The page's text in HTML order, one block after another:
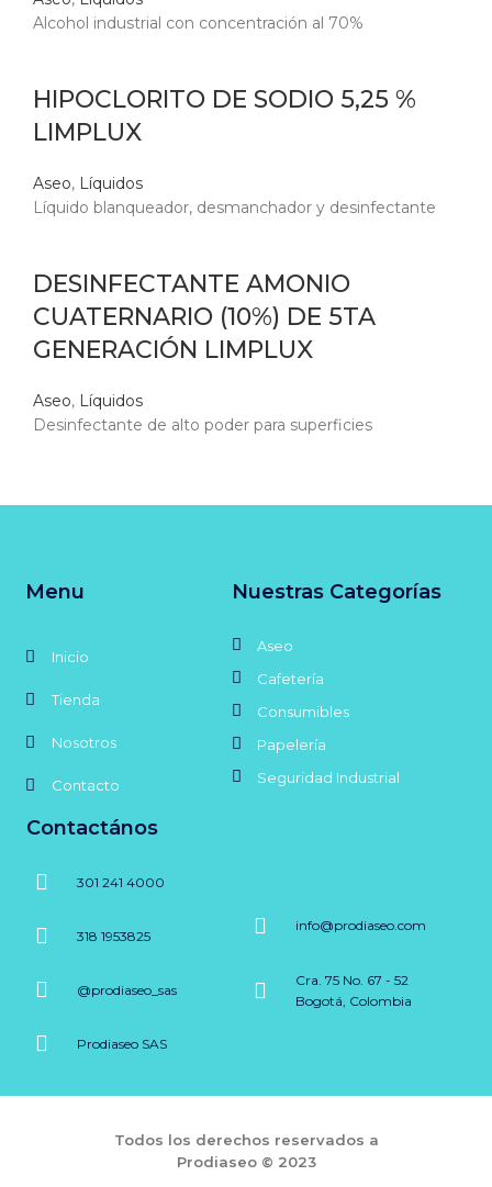
Alcohol industrial con concentración al 70%
HIPOCLORITO DE SODIO 5,25 %
LIMPLUX
Aseo, Líquidos
Líquido blanqueador, desmanchador y desinfectante
DESINFECTANTE AMONIO
CUATERNARIO (10%) DE 5TA
GENERACIÓN LIMPLUX
Aseo, Líquidos
Desinfectante de alto poder para superficies
Menu
Inicio
Tienda
Nosotros
Contacto
Nuestras Categorías
Aseo
Cafetería
Consumibles
Papelería
Seguridad Industrial
Contactános
301 241 4000
318 1953825
@prodiaseo_sas
Prodiaseo SAS
info@prodiaseo.com
Cra. 75 No. 67 - 52
Bogotá, Colombia
Todos los derechos reservados a
Prodiaseo © 2023